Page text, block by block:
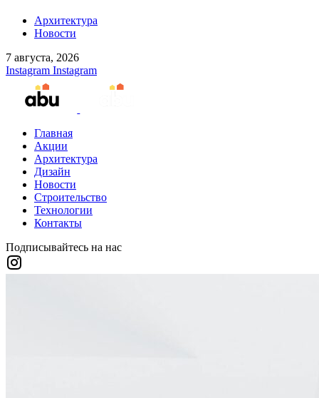
Архитектура
Новости
7 августа, 2026
Instagram Instagram
Главная
Акции
Архитектура
Дизайн
Новости
Строительство
Технологии
Контакты
Подписывайтесь на нас